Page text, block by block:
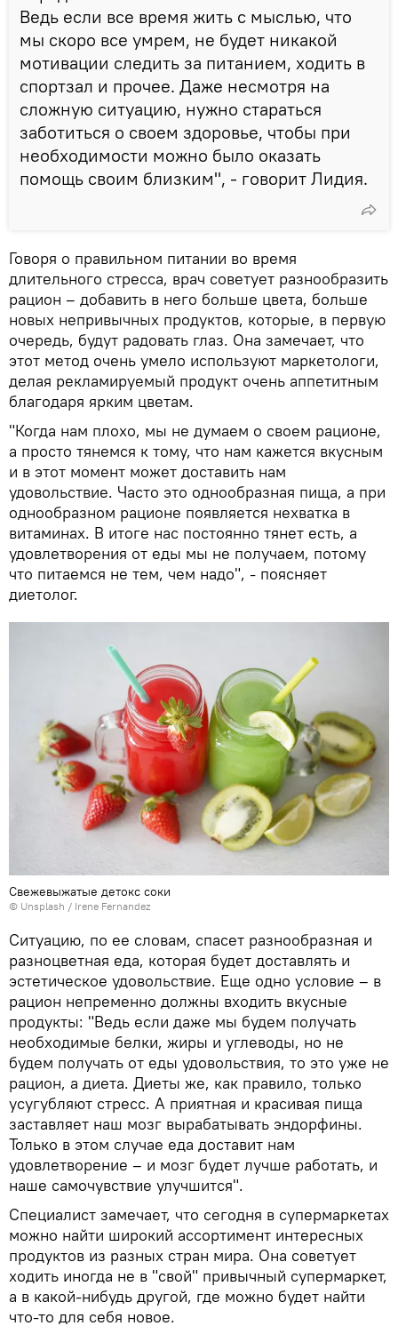
Ведь если все время жить с мыслью, что
мы скоро все умрем, не будет никакой
мотивации следить за питанием, ходить в
спортзал и прочее. Даже несмотря на
сложную ситуацию, нужно стараться
заботиться о своем здоровье, чтобы при
необходимости можно было оказать
помощь своим близким", - говорит Лидия.
Говоря о правильном питании во время
длительного стресса, врач советует разнообразить
рацион – добавить в него больше цвета, больше
новых непривычных продуктов, которые, в первую
очередь, будут радовать глаз. Она замечает, что
этот метод очень умело используют маркетологи,
делая рекламируемый продукт очень аппетитным
благодаря ярким цветам.
"Когда нам плохо, мы не думаем о своем рационе,
а просто тянемся к тому, что нам кажется вкусным
и в этот момент может доставить нам
удовольствие. Часто это однообразная пища, а при
однообразном рационе появляется нехватка в
витаминах. В итоге нас постоянно тянет есть, а
удовлетворения от еды мы не получаем, потому
что питаемся не тем, чем надо", - поясняет
диетолог.
Свежевыжатые детокс соки
© Unsplash / Irene Fernandez
Ситуацию, по ее словам, спасет разнообразная и
разноцветная еда, которая будет доставлять и
эстетическое удовольствие. Еще одно условие – в
рацион непременно должны входить вкусные
продукты: "Ведь если даже мы будем получать
необходимые белки, жиры и углеводы, но не
будем получать от еды удовольствия, то это уже не
рацион, а диета. Диеты же, как правило, только
усугубляют стресс. А приятная и красивая пища
заставляет наш мозг вырабатывать эндорфины.
Только в этом случае еда доставит нам
удовлетворение – и мозг будет лучше работать, и
наше самочувствие улучшится".
Специалист замечает, что сегодня в супермаркетах
можно найти широкий ассортимент интересных
продуктов из разных стран мира. Она советует
ходить иногда не в "свой" привычный супермаркет,
а в какой-нибудь другой, где можно будет найти
что-то для себя новое.